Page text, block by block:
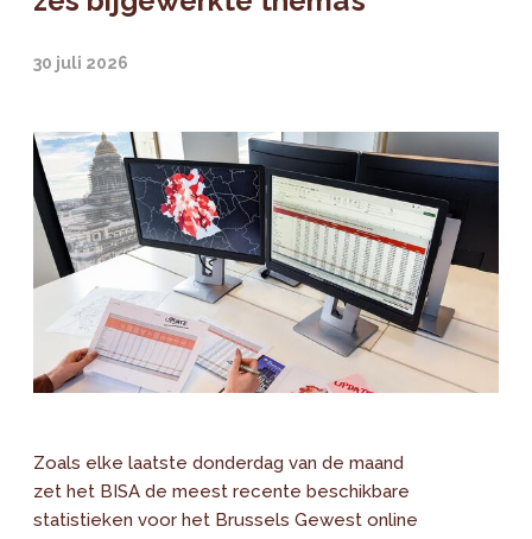
30 juli 2026
Zoals elke laatste donderdag van de maand
zet het BISA de meest recente beschikbare
statistieken voor het Brussels Gewest online